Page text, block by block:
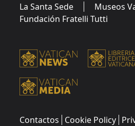
La Santa Sede Museos
Fundación Fratelli Tutti
Contactos Cookie Policy